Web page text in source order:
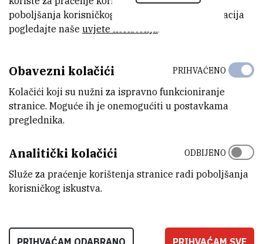
poboljšanja korisničkog iskustva. Za više informacija
pogledajte naše uvjete korištenja.
Obavezni kolačići
Kolačići koji su nužni za ispravno funkcioniranje
stranice. Moguće ih je onemogućiti u postavkama
preglednika.
PRIHVAĆENO
Analitički kolačići
Služe za praćenje korištenja stranice radi poboljšanja
korisničkog iskustva.
ODBIJENO
PRIHVAĆAM ODABRANO PRIHVAĆAM SVE